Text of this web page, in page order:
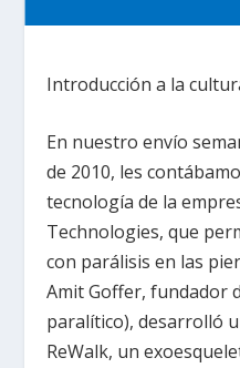
Introducción a la
En nuestro envío
de 2010, les
tecnología de la
Technologies, que
con parálisis en las
Amit Goffer, fundador
paralítico), desarrolló
ReWalk, un